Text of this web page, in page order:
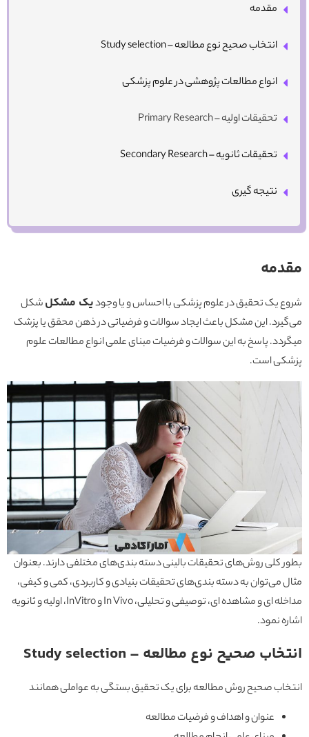
مقدمه
انتخاب صحیح نوع مطالعه – Study selection
انواع مطالعات پژوهشی در علوم پزشکی
تحقیقات اولیه – Primary Research
تحقیقات ثانویه – Secondary Research
نتیجه گیری
مقدمه
شروع یک تحقیق در علوم پزشکی با احساس و یا وجودیک مشکلشکل
می‌گیرد. این مشکل باعث ایجاد سوالات و فرضیاتی در ذهن محقق یا پزشک
میگردد. پاسخ به این سوالات و فرضیات مبنای علمی انواع مطالعات علوم
پزشکی است.
بطور کلی روش‌های تحقیقات بالینی دسته ‌بندی‌های مختلفی دارند. بعنوان
مثال می‌توان به دسته بندی‌های تحقیقات بنیادی و کاربردی، کمی و کیفی،
مداخله ای و مشاهده ای، توصیفی و تحلیلی، In Vivo و InVitro، اولیه و ثانویه
اشاره نمود.
انتخاب صحیح نوع مطالعه – Study selection
انتخاب صحیح روش مطالعه برای یک تحقیق بستگی به عواملی همانند
عنوان و اهداف و فرضیات مطالعه